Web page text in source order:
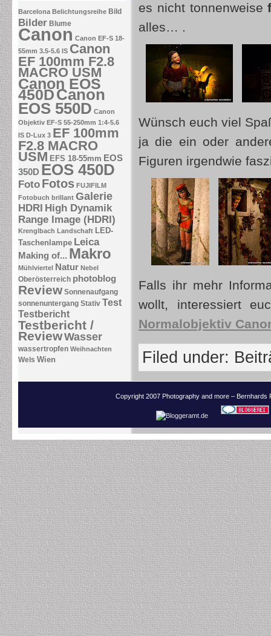
Barcelona Belichtungsreihe Bild
Bilder Blume
Canon Canon EF-S 18-
55mm 3.5-5.6 IS Canon
EF 100mm F2.8
MACRO USM
Canon EOS
450DCanon
EOS 550D Canon
Objektiv EF-S 55-250mm 1:4-5.6
IS D-Lux 3 EF 100mm
F2.8 MACRO
USM EFS 18-55mm EOS
350D EOS 450D
Foto Fotos FUJIFILM
Fotobuch brillant Galerie
HDRI High Dynamik
Range Image (HDRI)
Krenglbach Landschaft LED-
Taschenlampe Leica
Making of... Makro
Mühlviertel Natur Nebel
Oberösterreich photoblog
Review Sonnenaufgang
sonnenuntergang Stativ Test
Testbericht
Testbericht /
ReviewWasser
wassertropfen Weihnachten
Wels Wien
es nicht tonnenweise
alles… .
Wünsch euch viel
ja die ein oder
Figuren irgendwie
Falls ihr mehr
wollt, interessiert
Normalobjektiv
Filed under:
Copyright 2007 Photography and more –